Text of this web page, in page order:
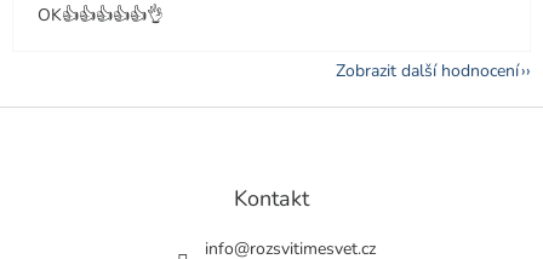
OK👍👍👍👍👍👌
Zobrazit další hodnocení
Z
Kontakt
info@rozsvitimesvet.cz